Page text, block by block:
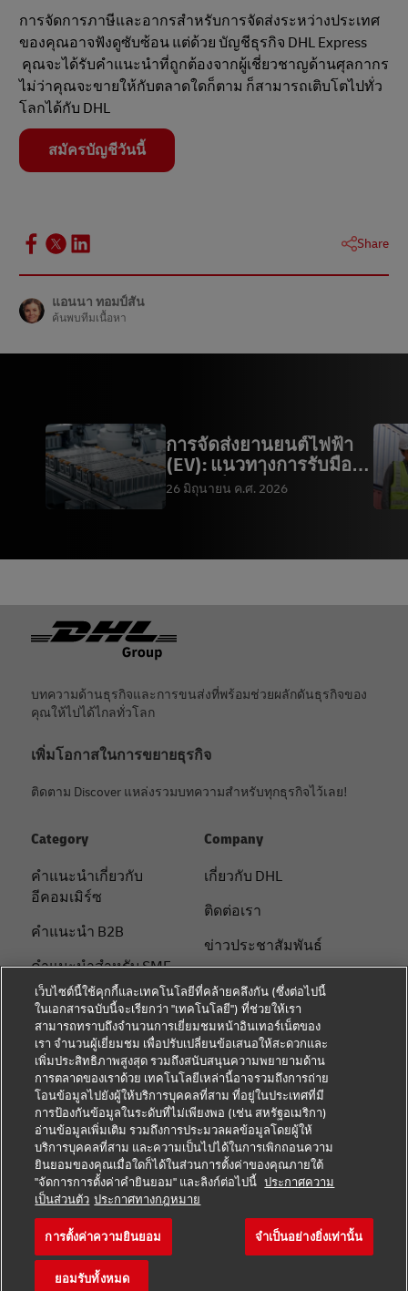
การจัดการภาษีและอากรสำหรับการจัดส่งระหว่างประเทศ
ของคุณอาจฟังดูซับซ้อน แต่ด้วย บัญชีธุรกิจ DHL Express
คุณจะได้รับคำแนะนำที่ถูกต้องจากผู้เชี่ยวชาญด้านศุลกากร
ไม่ว่าคุณจะขายให้กับตลาดใดก็ตาม ก็สามารถเติบโตไปทั่ว
โลกได้กับ DHL
สมัครบัญชีวันนี้
Share
แอนนา ทอมป์สัน
ค้นพบทีมเนื้อหา
การจัดส่งยานยนต์ไฟฟ้า
(EV): แนวทางการรับมือ
กฎระเบียบเกี่ยวกั
26 มิถุนายน ค.ศ. 2026
ท้ายกระดาษ
บทความด้านธุรกิจและการขนส่งที่พร้อมช่วยผลักดันธุรกิจของ
คุณให้ไปได้ไกลทั่วโลก
เพิ่มโอกาสในการขยายธุรกิจ
ติดตาม Discover แหล่งรวมบทความสำหรับทุกธุรกิจไว้เลย!
Category
คําแนะนําเกี่ยวกับ
อีคอมเมิร์ซ
คําแนะนํา B2B
คําแนะนําสําหรับ SME
คําแนะนําด้านโลจิสติกส์
เกี่ยวกับ DHL
จัดส่งกับ DHL
ติดต่อเรา
ติดตามพัสดุ
Company
เกี่ยวกับ DHL
ติดต่อเรา
ข่าวประชาสัมพันธ์
แจ้งเตือนด้านกฎหมาย
ข้อตกลงในการใช้งาน
การแจ้งเตือนความเป็น
ส่วนตัว
การตั้งค่าคุกกี้
โซเชียลมีเดีย
เว็บไซต์นี้ใช้คุกกี้และเทคโนโลยีที่คล้ายคลึงกัน (ซึ่งต่อไปนี้
ในเอกสารฉบับนี้จะเรียกว่า "เทคโนโลยี") ที่ช่วยให้เรา
สามารถทราบถึงจำนวนการเยี่ยมชมหน้าอินเทอร์เน็ตของ
เรา จำนวนผู้เยี่ยมชม เพื่อปรับเปลี่ยนข้อเสนอให้สะดวกและ
เพิ่มประสิทธิภาพสูงสุด รวมถึงสนับสนุนความพยายามด้าน
การตลาดของเราด้วย เทคโนโลยีเหล่านี้อาจรวมถึงการถ่าย
โอนข้อมูลไปยังผู้ให้บริการบุคคลที่สาม ที่อยู่ในประเทศที่มี
การป้องกันข้อมูลในระดับที่ไม่เพียงพอ (เช่น สหรัฐอเมริกา)
อ่านข้อมูลเพิ่มเติม รวมถึงการประมวลผลข้อมูลโดยผู้ให้
บริการบุคคลที่สาม และความเป็นไปได้ในการเพิกถอนความ
ยินยอมของคุณเมื่อใดก็ได้ในส่วนการตั้งค่าของคุณภายใต้
"จัดการการตั้งค่าคำยินยอม" และลิงก์ต่อไปนี้ ประกาศความ
เป็นส่วนตัว ประกาศทางกฎหมาย
การตั้งค่าความยินยอม จำเป็นอย่างยิ่งเท่านั้น
ยอมรับทั้งหมด